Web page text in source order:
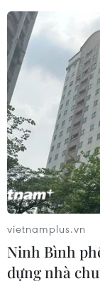
Tăng cường
Nam-Chile
30/05/2014 08:35
Liên hiệp các tổ
gỡ kỷ niệm 45
Thượng viện
vietnamplus.vn
Ninh Bình
dựng nhà